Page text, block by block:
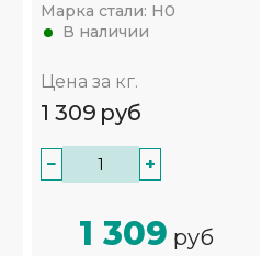
Марка стали: Н0
В наличии
Цена за кг.
1 309 руб
− +
1 309 руб